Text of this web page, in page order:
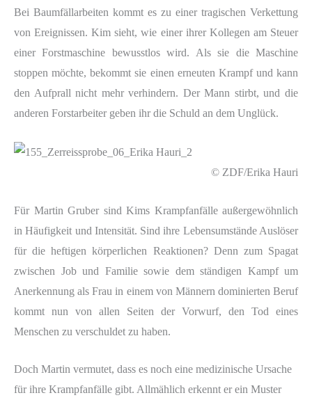
Bei Baumfällarbeiten kommt es zu einer tragischen Verkettung
von Ereignissen. Kim sieht, wie einer ihrer Kollegen am Steuer
einer Forstmaschine bewusstlos wird. Als sie die Maschine
stoppen möchte, bekommt sie einen erneuten Krampf und kann
den Aufprall nicht mehr verhindern. Der Mann stirbt, und die
anderen Forstarbeiter geben ihr die Schuld an dem Unglück.
© ZDF/Erika Hauri
Für Martin Gruber sind Kims Krampfanfälle außergewöhnlich
in Häufigkeit und Intensität. Sind ihre Lebensumstände Auslöser
für die heftigen körperlichen Reaktionen? Denn zum Spagat
zwischen Job und Familie sowie dem ständigen Kampf um
Anerkennung als Frau in einem von Männern dominierten Beruf
kommt nun von allen Seiten der Vorwurf, den Tod eines
Menschen zu verschuldet zu haben.
Doch Martin vermutet, dass es noch eine medizinische Ursache
für ihre Krampfanfälle gibt. Allmählich erkennt er ein Muster